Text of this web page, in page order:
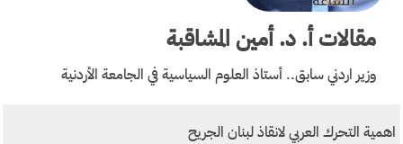
مقالاتأ. د. أمين المشاقبة
وزير اردني سابق.. أستاذ العلوم السياسية في الجامعة الأردنية
اهمية التحرك العربي لانقاذ لبنان الجريح